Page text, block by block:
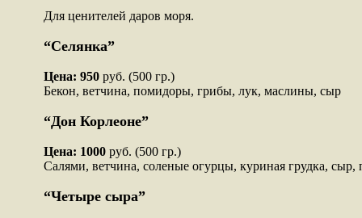
Для ценителей даров моря.
“Селянка”
Цена: 950руб. (500 гр.)
Бекон, ветчина, помидоры, грибы, лук, маслины, сыр
“Дон Корлеоне”
Цена: 1000руб. (500 гр.)
Салями, ветчина, соленые огурцы, куриная грудка,
“Четыре сыра”